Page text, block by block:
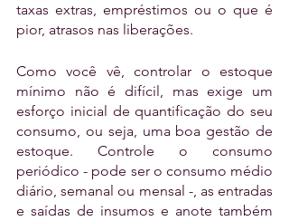
taxas extras, empréstimos ou o que é
pior, atrasos nas liberações.
Como você vê, controlar o estoque
mínimo não é difícil, mas exige um
esforço inicial de quantificação do seu
consumo, ou seja, uma boa gestão de
estoque. Controle o consumo
periódico - pode ser o consumo médio
diário, semanal ou mensal -, as entradas
e saídas de insumos e anote também